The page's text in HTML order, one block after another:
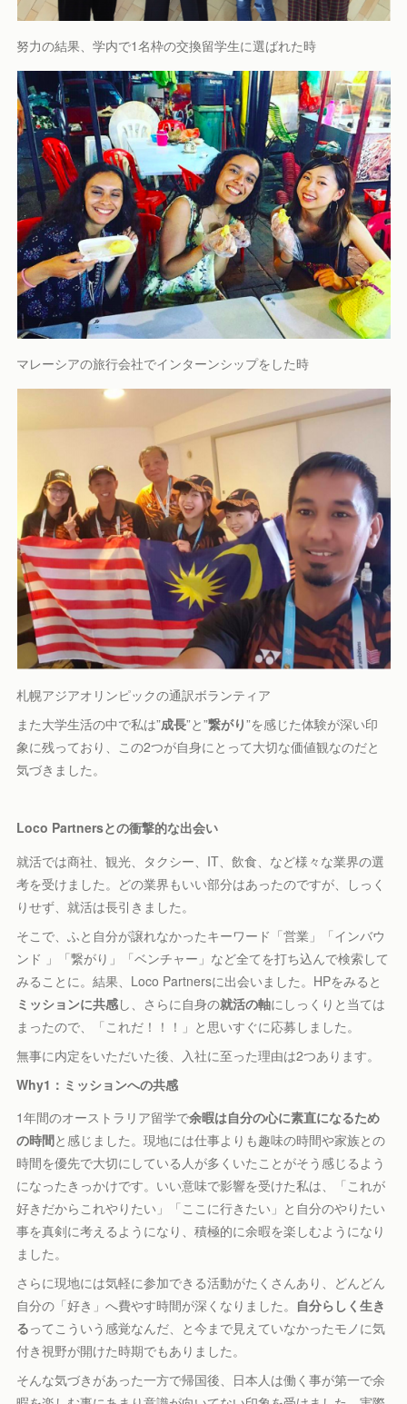
努力の結果、学内で1名枠の交換留学生に選ばれた時
マレーシアの旅行会社でインターンシップをした時
札幌アジアオリンピックの通訳ボランティア
また大学生活の中で私は”成長”と”繋がり”を感じた体験が深い印
象に残っており、この2つが自身にとって大切な価値観なのだと
気づきました。
Loco Partnersとの衝撃的な出会い
就活では商社、観光、タクシー、IT、飲食、など様々な業界の選
考を受けました。どの業界もいい部分はあったのですが、しっく
りせず、就活は長引きました。
そこで、ふと自分が譲れなかったキーワード「営業」「インバウ
ンド 」「繋がり」「ベンチャー」など全てを打ち込んで検索して
みることに。結果、Loco Partnersに出会いました。HPをみると
ミッションに共感し、さらに自身の就活の軸にしっくりと当ては
まったので、「これだ！！！」と思いすぐに応募しました。
無事に内定をいただいた後、入社に至った理由は2つあります。
Why1：ミッションへの共感
1年間のオーストラリア留学で余暇は自分の心に素直になるため
の時間と感じました。現地には仕事よりも趣味の時間や家族との
時間を優先で大切にしている人が多くいたことがそう感じるよう
になったきっかけです。いい意味で影響を受けた私は、「これが
好きだからこれやりたい」「ここに行きたい」と自分のやりたい
事を真剣に考えるようになり、積極的に余暇を楽しむようになり
ました。
さらに現地には気軽に参加できる活動がたくさんあり、どんどん
自分の「好き」へ費やす時間が深くなりました。 自分らしく生き
るってこういう感覚なんだ、と今まで見えていなかったモノに気
付き視野が開けた時期でもありました。
そんな気づきがあった一方で帰国後、日本人は働く事が第一で余